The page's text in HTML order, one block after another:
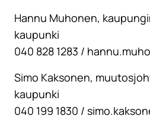
Hannu Muhonen,
kaupunki
040 828 1283 /
Simo Kaksonen,
kaupunki
040 199 1830 /